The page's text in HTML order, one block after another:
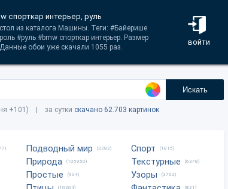
войти
спорткар интерьер, руль
из каталога Машины. Теги: #Байерише
#руль #bmw спорткар интерьер. Размер
обои уже скачали 1055 раз.
Искать
+101) | за сутки скачано 62.703 картинок
Подводный мир (2282)
Природа (105950)
Простые (904)
(10204)
Спорт (1815)
Текстурные (6378)
Узоры (3762)
(821)